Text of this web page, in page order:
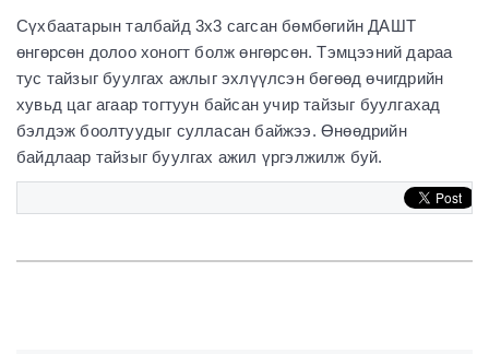
Сүхбаатарын талбайд 3х3 сагсан бөмбөгийн ДАШТ
өнгөрсөн долоо хоногт болж өнгөрсөн. Тэмцээний дараа
тус тайзыг буулгах ажлыг эхлүүлсэн бөгөөд өчигдрийн
хувьд цаг агаар тогтуун байсан учир тайзыг буулгахад
бэлдэж боолтуудыг сулласан байжээ. Өнөөдрийн
байдлаар тайзыг буулгах ажил үргэлжилж буй.